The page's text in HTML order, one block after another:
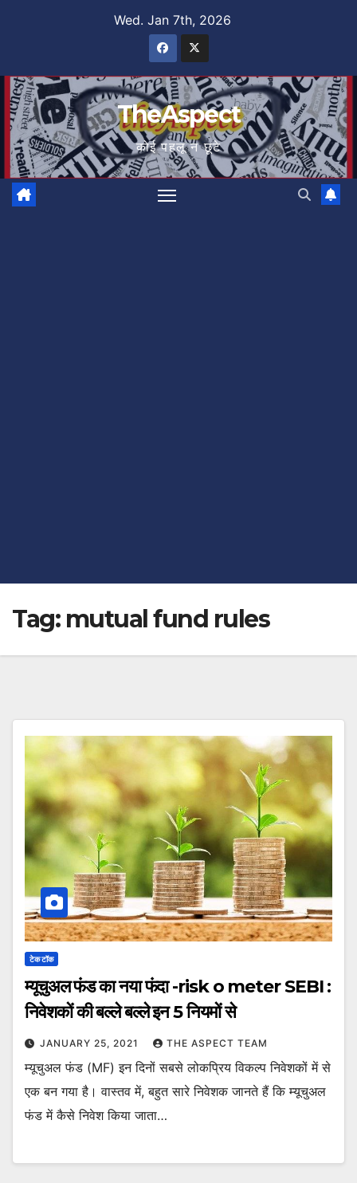
Wed. Jan 7th, 2026
TheAspect
कोई पहलू न छूटे
Tag: mutual fund rules
टेक टॉक
म्यूचुअल फंड का नया फंदा -risk o meter SEBI :
निवेशकों की बल्ले बल्ले इन 5 नियमों से
JANUARY 25, 2021 THE ASPECT TEAM
म्यूचुअल फंड (MF) इन दिनों सबसे लोकप्रिय विकल्प निवेशकों में से
एक बन गया है। वास्तव में, बहुत सारे निवेशक जानते हैं कि म्यूचुअल
फंड में कैसे निवेश किया जाता…